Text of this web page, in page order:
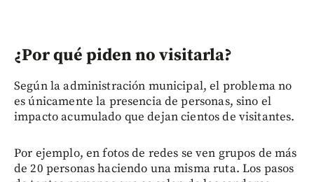
¿Por qué piden no visitarla?
Según la administración municipal, el problema no
es únicamente la presencia de personas, sino el
impacto acumulado que dejan cientos de visitantes.
Por ejemplo, en fotos de redes se ven grupos de más
de 20 personas haciendo una misma ruta. Los pasos